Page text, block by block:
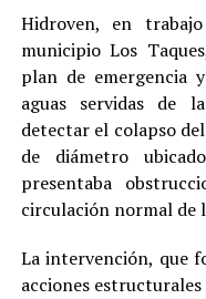
Hidroven, en
municipio Los
plan de emergencia
aguas servidas de
detectar el colapso
de diámetro
presentaba
circulación normal de
La intervención, que
acciones